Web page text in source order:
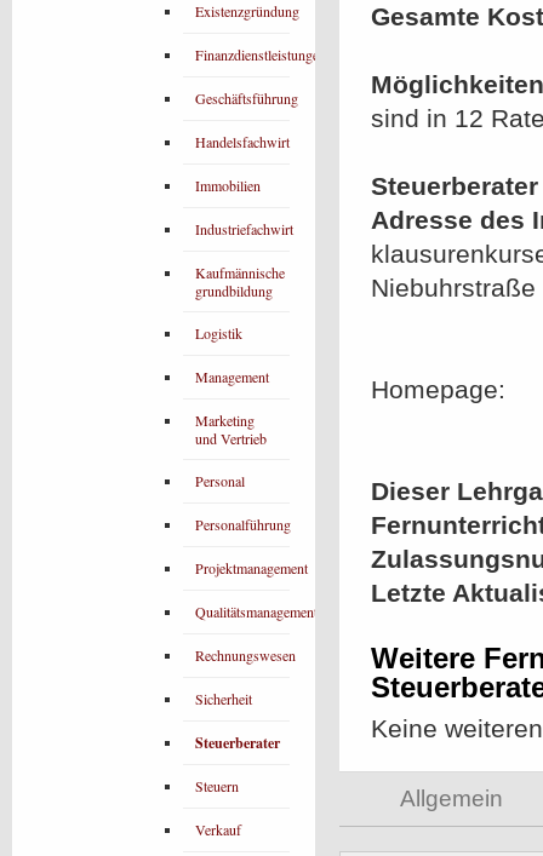
Gesamte
sind in 12
Adresse des
Niebuhrstraße
Homepage:
Dieser
Letzte
Weitere
Keine
Allgemein
Existenzgründung
Finanzdienstleistungen
Geschäftsführung
Handelsfachwirt
Immobilien
Industriefachwirt
Kaufmännische
grundbildung
Logistik
Management
Marketing
und Vertrieb
Personal
Personalführung
Projektmanagement
Qualitätsmanagement
Rechnungswesen
Sicherheit
Steuerberater
Steuern
Verkauf